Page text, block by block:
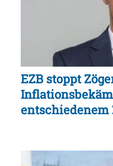
EZB stoppt